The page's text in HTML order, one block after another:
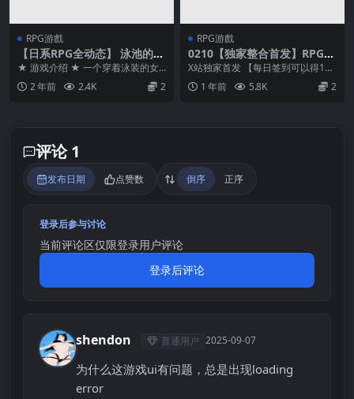
RPG游戲
【日系RPG全动态】 泳池的工
作3 プ一ルのおしごと3【安卓
joi+PC云汉化】
★ 游戏介绍 ★ 一个穿着泳装的女
孩，成为了游泳池的新工作人员 一
边争先恐后地帮...
2 年前 2.4K 2
RPG游戲
0210【独家整合首发】RPG
【超熟女后宫】Megrim社~八
部游戏全收录！【AI加载汉
化】
X站独家首发 【每日签到可以得1个
金币~免费兑换1个游戏】 ①把后
缀名为.zip...
1 年前 5.8K 2
评论 1
发布日期 点赞数 倒序 正序
登录后参与讨论
当前评论区仅限登录用户评论
登录后评论
S shendon 普通用户 2025-09-07
为什么这游戏ui有问题，总是出现loading
error